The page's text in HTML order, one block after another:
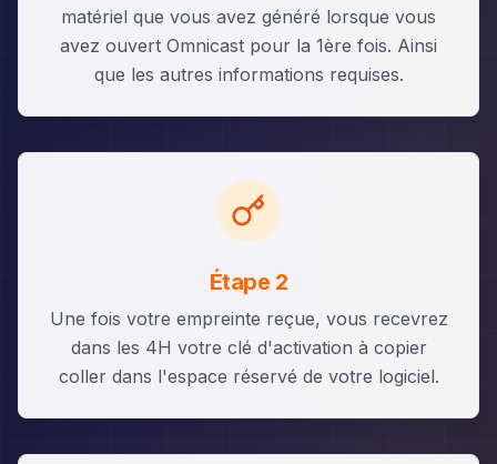
matériel que vous avez généré lorsque vous
avez ouvert Omnicast pour la 1ère fois. Ainsi
que les autres informations requises.
Étape 2
Une fois votre empreinte reçue, vous recevrez
dans les 4H votre clé d'activation à copier
coller dans l'espace réservé de votre logiciel.